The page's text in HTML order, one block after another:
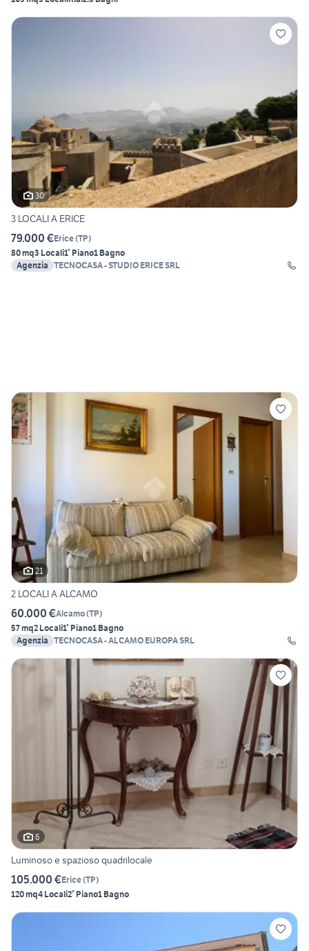
30
3 LOCALI A ERICE
79.000 €Erice(TP)
80 mq3 Locali1° Piano1 Bagno
Agenzia TECNOCASA - STUDIO ERICE SRL
21
2 LOCALI A ALCAMO
60.000 €Alcamo(TP)
57 mq2 Locali1° Piano1 Bagno
Agenzia TECNOCASA - ALCAMO EUROPA SRL
6
Luminoso e spazioso quadrilocale
105.000 €Erice(TP)
120 mq4 Locali2° Piano1 Bagno